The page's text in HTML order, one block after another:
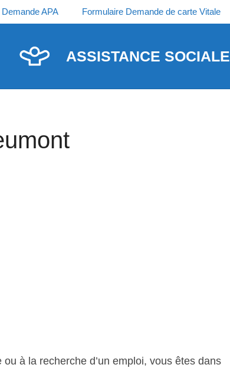
APA Formulaire Demande de carte Vitale
ASSISTANCE SOCIALE
à la recherche d’un emploi, vous êtes dans